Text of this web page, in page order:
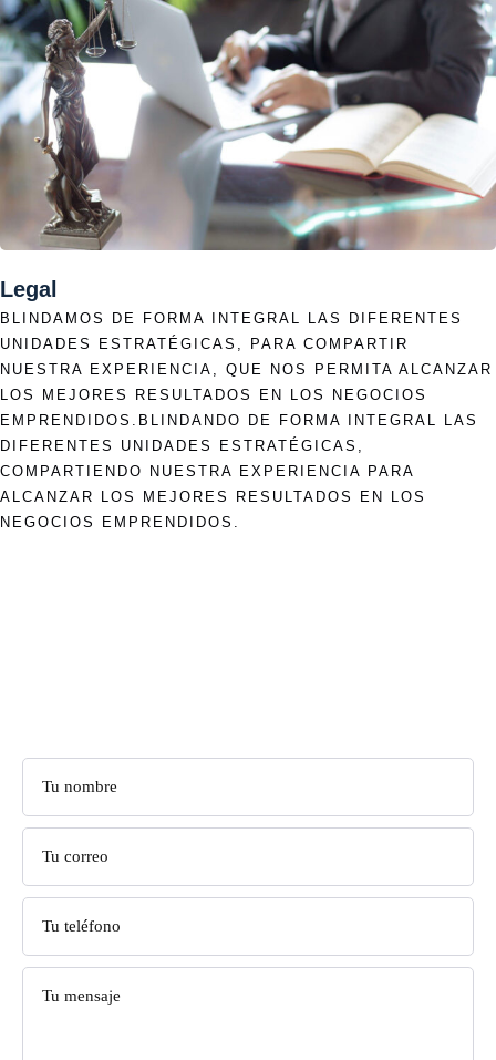
Legal
BLINDAMOS DE FORMA INTEGRAL LAS DIFERENTES
UNIDADES ESTRATÉGICAS, PARA COMPARTIR
NUESTRA EXPERIENCIA, QUE NOS PERMITA ALCANZAR
LOS MEJORES RESULTADOS EN LOS NEGOCIOS
EMPRENDIDOS.BLINDANDO DE FORMA INTEGRAL LAS
DIFERENTES UNIDADES ESTRATÉGICAS,
COMPARTIENDO NUESTRA EXPERIENCIA PARA
ALCANZAR LOS MEJORES RESULTADOS EN LOS
NEGOCIOS EMPRENDIDOS.